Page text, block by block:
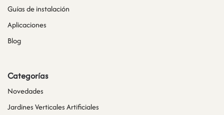
Guías de instalación
Aplicaciones
Blog
Categorías
Novedades
Jardines Verticales Artificiales